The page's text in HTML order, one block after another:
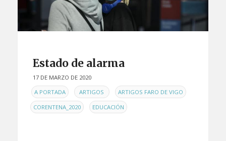
Estado de alarma
17 DE MARZO DE 2020
ENA PORTADA , ARTIGOS , ARTIGOS FARO DE VIGO ,
CORENTENA_2020 , EDUCACIÓN